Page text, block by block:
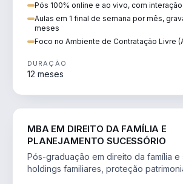
Pós 100% online e ao vivo, com
Aulas em 1 final de semana por mês,
meses
Foco no Ambiente de Contratação Livre
DURAÇÃO
12 meses
MBA EM DIREITO DA FAMÍLIA E
PLANEJAMENTO SUCESSÓRIO
Pós-graduação em direito da família e
holdings familiares, proteção